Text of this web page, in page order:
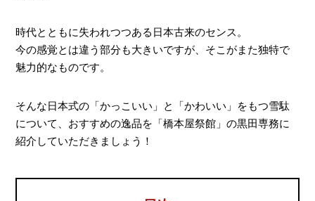
時代とともに失われつつある日本古来のセンス。
今の感覚とは違う部分も大きいですが、そこがまた独特で
魅力的なものです。
そんな日本式の「かっこいい」と「かわいい」をもつ雪駄
について、おすすめの逸品を「橋本屋祭館」の黒田専務に
紹介していただきましょう！